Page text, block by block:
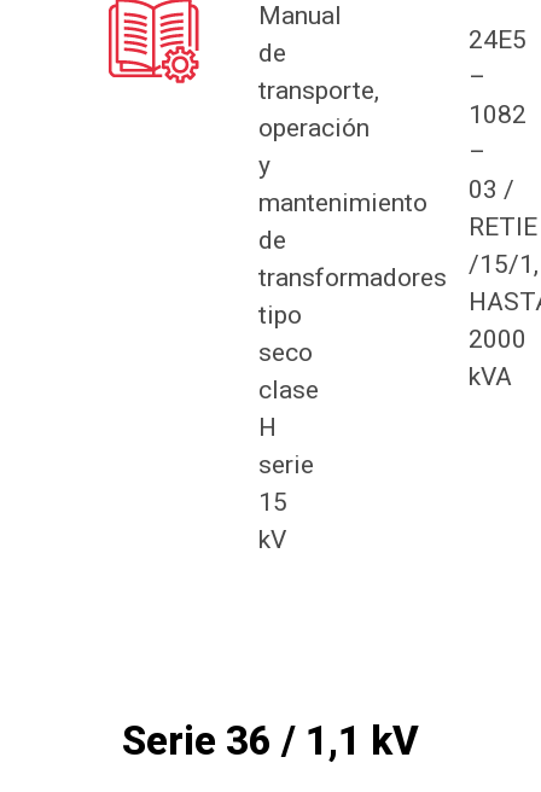
Manual
de
transporte,
operación
y
mantenimiento
de
transformadores
tipo
seco
clase
H
serie
15
kV
24E5
–
1082
–
03 /
RETIE
/15/
2000
kVA
Serie 36 / 1,1 kV